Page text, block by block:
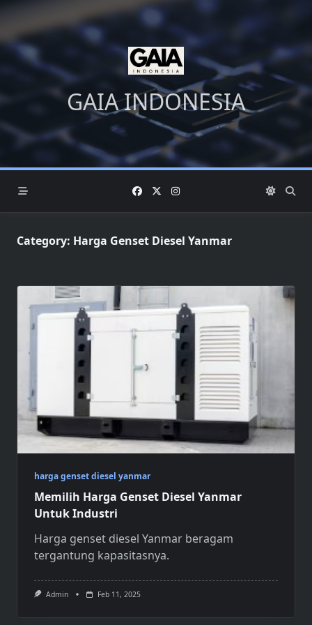
Skip
content
GAIA INDONESIA
Category: Harga Genset Diesel Yanmar
harga genset diesel yanmar
Memilih Harga Genset Diesel Yanmar
Untuk Industri
Harga genset diesel Yanmar beragam
tergantung kapasitasnya.
Admin Feb 11, 2025